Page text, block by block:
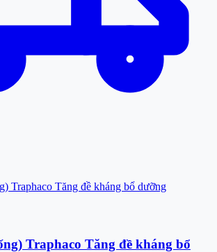
Traphaco Tăng đề kháng bổ